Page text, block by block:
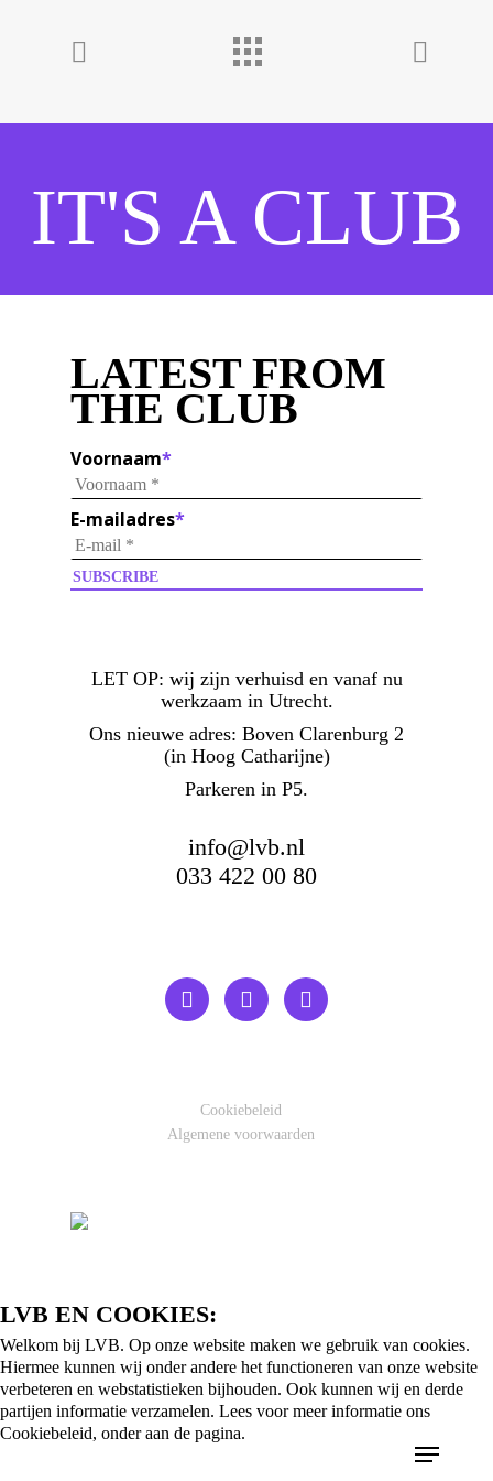
IT'S A CLUB
LATEST FROM
THE CLUB
Voornaam*
E-mailadres*
LET OP: wij zijn verhuisd en vanaf nu
werkzaam in Utrecht.
Ons nieuwe adres: Boven Clarenburg 2
(in Hoog Catharijne)
Parkeren in P5.
info@lvb.nl
033 422 00 80
Cookiebeleid
Algemene voorwaarden
LVB EN COOKIES:
Welkom bij LVB. Op onze website maken we gebruik van cookies.
Hiermee kunnen wij onder andere het functioneren van onze website
verbeteren en webstatistieken bijhouden. Ook kunnen wij en derde
partijen informatie verzamelen. Lees voor meer informatie ons
Cookiebeleid, onder aan de pagina.